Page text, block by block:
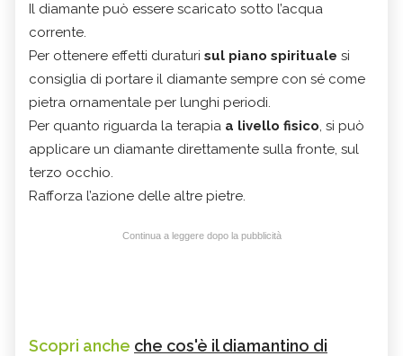
Il diamante può essere scaricato sotto l’acqua
corrente.
Per ottenere effetti duraturi sul piano spirituale si
consiglia di portare il diamante sempre con sé come
pietra ornamentale per lunghi periodi.
Per quanto riguarda la terapia a livello fisico, si può
applicare un diamante direttamente sulla fronte, sul
terzo occhio.
Rafforza l’azione delle altre pietre.
Continua a leggere dopo la pubblicità
Scopri anche che cos'è il diamantino di